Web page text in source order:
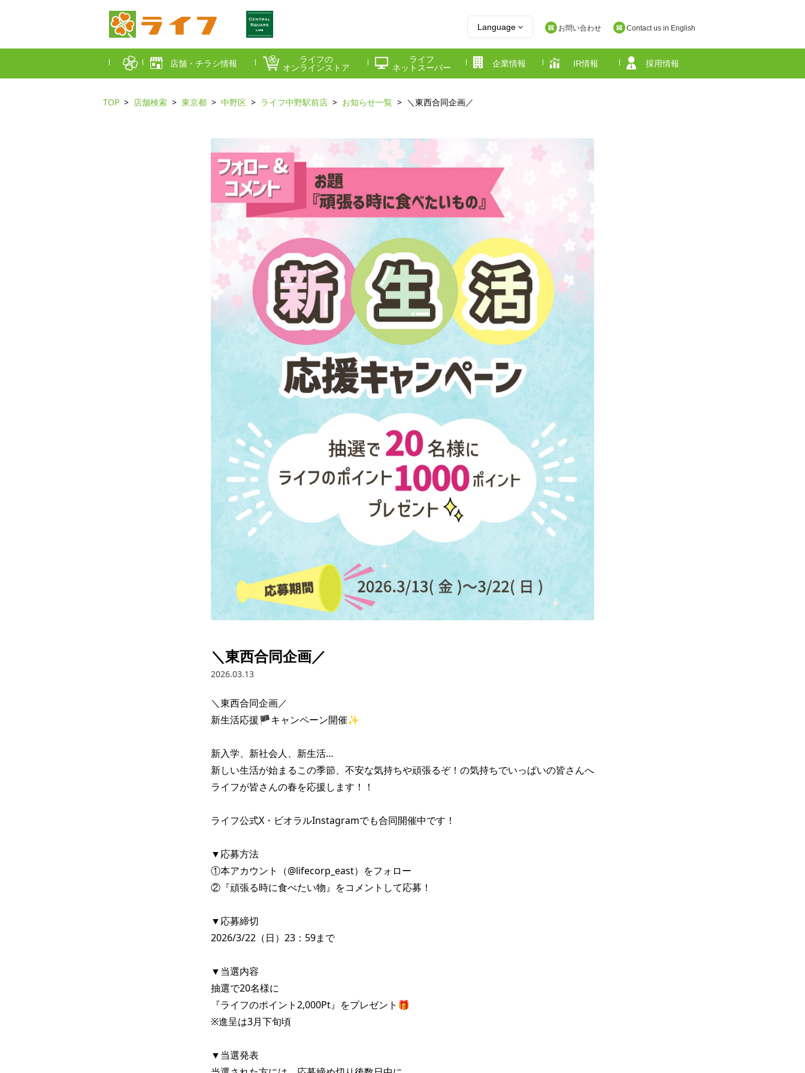
Language お問い合わせ Contact us in English
店舗・チラシ情報
大阪府
ライフの
オンラインストア
ライフ
ネットスーパー
企業情報 IR情報 採用情報
TOP 店舗検索 東京都 中野区 ライフ中野駅前店 お知らせ一覧 ＼東西合同企画／
＼東西合同企画／
2026.03.13
＼東西合同企画／
新生活応援🏴キャンペーン開催✨
新入学、新社会人、新生活…
新しい生活が始まるこの季節、不安な気持ちや頑張るぞ！の気持ちでいっぱいの皆さんへ
ライフが皆さんの春を応援します！！
ライフ公式X・ビオラルInstagramでも合同開催中です！
▼応募方法
①本アカウント（@lifecorp_east）をフォロー
②『頑張る時に食べたい物』をコメントして応募！
▼応募締切
2026/3/22（日）23：59まで
▼当選内容
抽選で20名様に
『ライフのポイント2,000Pt』をプレゼント🎁
※進呈は3月下旬頃
▼当選発表